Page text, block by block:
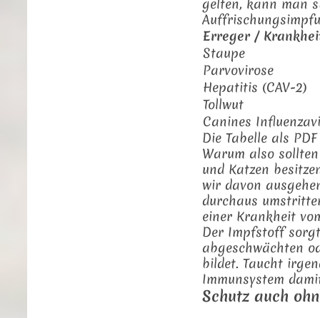
gelten, kann man
Erreger /
Staupe
Parvovirose
Hepatitis (CAV-2)
Tollwut
Canines
Die Tabelle als
Warum also
und Katzen
wir davon
durchaus
einer Krankheit
Der Impfstoff
abgeschwächten
bildet. Taucht
Immunsystem
Schutz auch